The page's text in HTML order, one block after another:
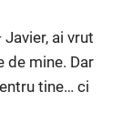
ai vrut
de mine. Dar
tine… ci